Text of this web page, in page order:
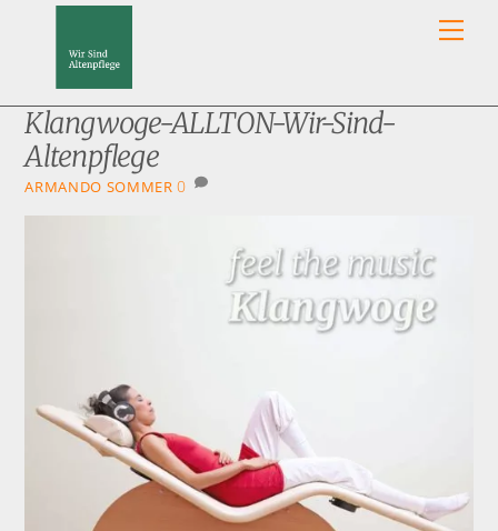
Klangwoge-ALLTON-Wir-Sind-
Altenpflege
ARMANDO SOMMER 0